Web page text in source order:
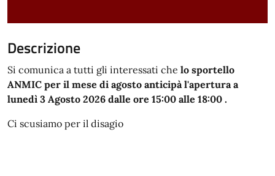
Descrizione
Si comunica a tutti gli interessati che lo sportello
ANMIC per il mese di agosto anticipà l'apertura a
lunedì 3 Agosto 2026 dalle ore 15:00 alle 18:00 .
Ci scusiamo per il disagio